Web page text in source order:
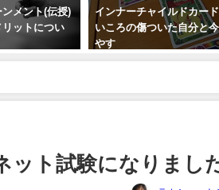
ンメント(伝授)
ットについ
インナーチャイルドカー
いころの傷ついた自分と
やす
ット試験になりまし